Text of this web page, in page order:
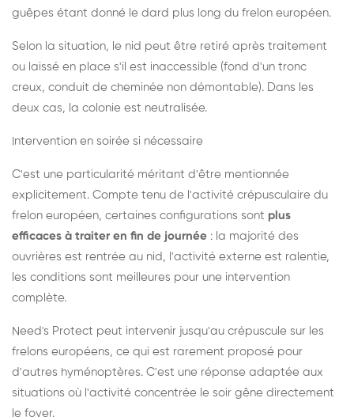
guêpes étant donné le dard plus long du frelon européen.
Selon la situation, le nid peut être retiré après traitement
ou laissé en place s'il est inaccessible (fond d'un tronc
creux, conduit de cheminée non démontable). Dans les
deux cas, la colonie est neutralisée.
Intervention en soirée si nécessaire
C'est une particularité méritant d'être mentionnée
explicitement. Compte tenu de l'activité crépusculaire du
frelon européen, certaines configurations sont plus
efficaces à traiter en fin de journée : la majorité des
ouvrières est rentrée au nid, l'activité externe est ralentie,
les conditions sont meilleures pour une intervention
complète.
Need's Protect peut intervenir jusqu'au crépuscule sur les
frelons européens, ce qui est rarement proposé pour
d'autres hyménoptères. C'est une réponse adaptée aux
situations où l'activité concentrée le soir gêne directement
le foyer.